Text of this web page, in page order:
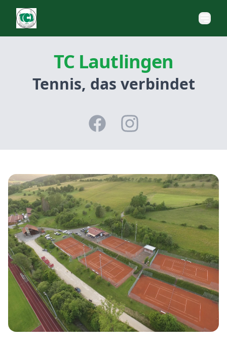
TC Lautlingen
Tennis, das verbindet
FacebookInstagram